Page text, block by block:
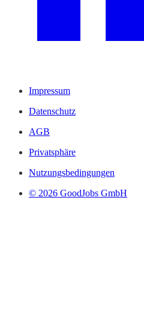
Impressum
Datenschutz
AGB
Privatsphäre
Nutzungsbedingungen
© 2026 GoodJobs GmbH